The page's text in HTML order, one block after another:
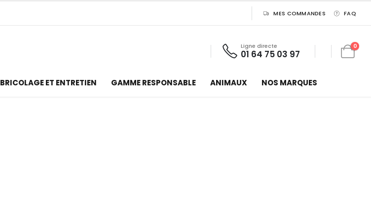
MES COMMANDES FAQ
Ligne directe
01 64 75 03 97
0
BRICOLAGE ET ENTRETIEN GAMME RESPONSABLE ANIMAUX NOS MARQUES